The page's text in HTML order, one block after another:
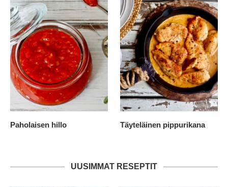
Paholaisen hillo Täyteläinen pippurikana
UUSIMMAT RESEPTIT